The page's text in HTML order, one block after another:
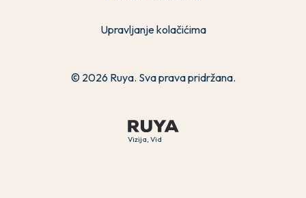
Vizija, Vid
Upravljanje kolačićima
© 2026 Ruya. Sva prava pridržana.